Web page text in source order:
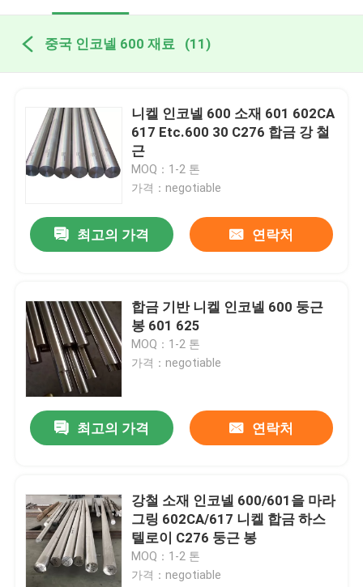
중국 인코넬 600 재료 (11)
니켈 인코넬 600 소재 601 602CA
617 Etc.600 30 C276 합금 강 철
근
MOQ：1-2 톤
가격：negotiable
최고의 가격 연락처
합금 기반 니켈 인코넬 600 둥근
봉 601 625
MOQ：1-2 톤
가격：negotiable
최고의 가격 연락처
강철 소재 인코넬 600/601을 마라
그링 602CA/617 니켈 합금 하스
텔로이 C276 둥근 봉
MOQ：1-2 톤
가격：negotiable